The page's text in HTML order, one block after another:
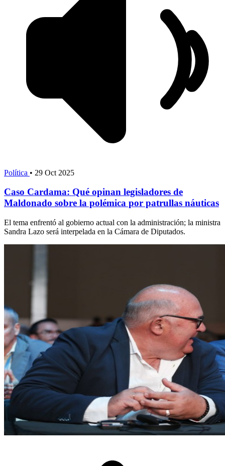
Política • 29 Oct 2025
Caso Cardama: Qué opinan legisladores de
Maldonado sobre la polémica por patrullas náuticas
El tema enfrentó al gobierno actual con la administración; la ministra
Sandra Lazo será interpelada en la Cámara de Diputados.